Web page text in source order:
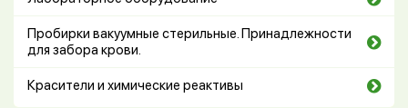
Пробирки вакуумные стерильные. Принадлежности
для забора крови.
Красители и химические реактивы